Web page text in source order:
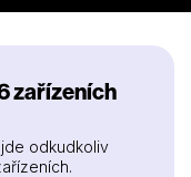
zařízeních
odkudkoliv